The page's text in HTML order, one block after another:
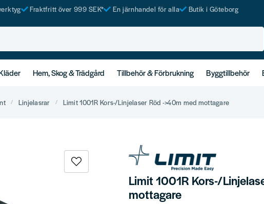
Fraktfritt över 999 SEK* En järnhandel för alla Butik i Göteborg
Hem, Skog & Trädgård Tillbehör & Förbrukning Byggtillbehör
Linjelasrar Limit 1001R Kors-/Linjelaser Röd ->40m med mottagare
Limit 1001R Kors-/
mottagare